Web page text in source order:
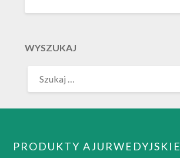
WYSZUKAJ
PRODUKTY AJURWEDYJSKIE